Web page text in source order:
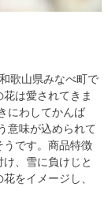
歌山県みなべ町で
は愛されてきま
にわしてかんば
意味が込められて
うです。商品特徴
、雪に負けじと
をイメージし、